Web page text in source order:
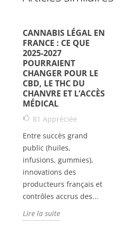
CANNABIS LÉGAL EN
FRANCE : CE QUE
2025-2027
POURRAIENT
CHANGER POUR LE
CBD, LE THC DU
CHANVRE ET L’ACCÈS
MÉDICAL
81 Appréciée
Entre succès grand
public (huiles,
infusions, gummies),
innovations des
producteurs français et
contrôles accrus des...
Lire la suite